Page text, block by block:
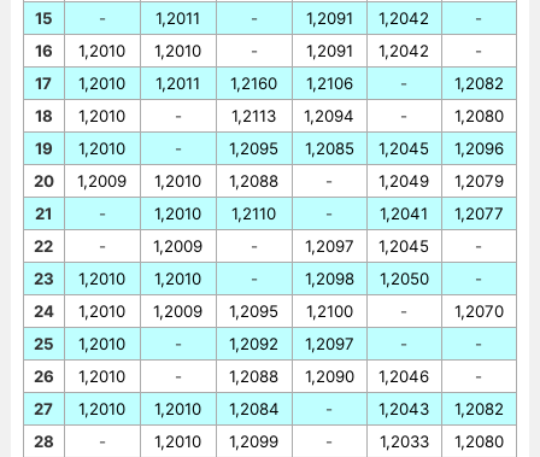
15
16
17
18
19
20
21
22
23
24
25
26
27
28
-
1,2010
1,2010
1,2010
1,2010
1,2009
-
-
1,2010
1,2010
1,2010
1,2010
1,2010
-
1,2011
1,2010
1,2011
-
-
1,2010
1,2010
1,2009
1,2010
1,2009
-
-
1,2010
1,2010
-
-
1,2160
1,2113
1,2095
1,2088
1,2110
-
-
1,2095
1,2092
1,2088
1,2084
1,2099
1,2091
1,2091
1,2106
1,2094
1,2085
-
-
1,2097
1,2098
1,2100
1,2097
1,2090
-
-
1,2042
1,2042
-
-
1,2045
1,2049
1,2041
1,2045
1,2050
-
-
1,2046
1,2043
1,2033
-
-
1,2082
1,2080
1,2096
1,2079
1,2077
-
-
1,2070
-
-
1,2082
1,2080